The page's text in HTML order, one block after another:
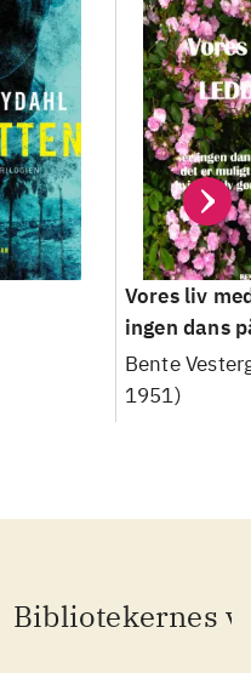
Vores liv
ingen dans
det er
liv, hvis vi
Bente
1951)
Bibliotekernes